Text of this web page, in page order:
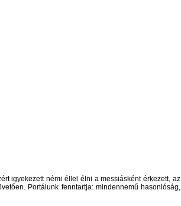
igyekezett némi éllel élni a messiásként érkezett, az
Portálunk fenntartja: mindennemű hasonlóság,